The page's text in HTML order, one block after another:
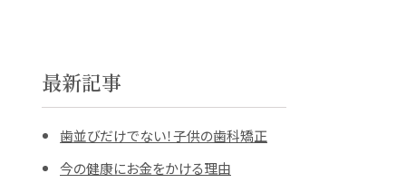
最新記事
歯並びだけでない！子供の歯科矯正
今の健康にお金をかける理由